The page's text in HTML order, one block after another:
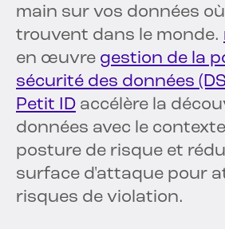
main sur vos données
trouvent dans le monde.
en œuvre gestion de la
sécurité des données
Petit ID accélère la
données avec le
posture de risque et
surface d'attaque pour
risques de violation.